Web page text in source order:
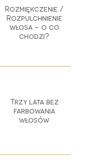
Rozmiękczenie /
Rozpulchnienie
włosa - o co
chodzi?
Trzy lata bez
farbowania
włosów